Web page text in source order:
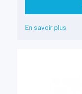
En savoir plus